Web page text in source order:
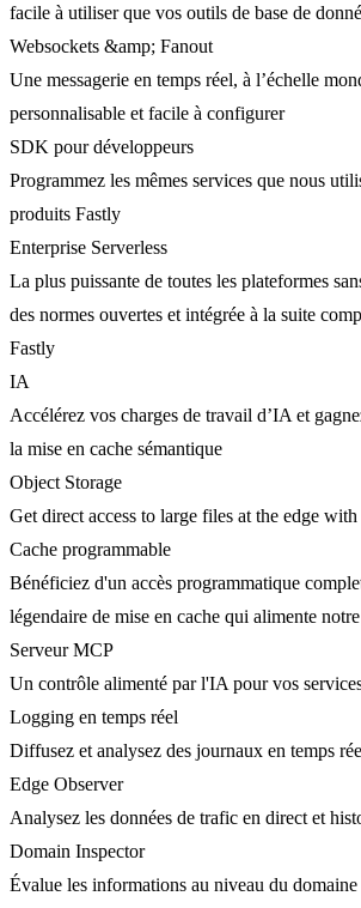
facile à utiliser que vos outils de base de
Websockets &amp; Fanout
Une messagerie en temps réel, à l’échelle
personnalisable et facile à configurer
SDK pour développeurs
Programmez les mêmes services que nous
produits Fastly
Enterprise Serverless
La plus puissante de toutes les plateformes
des normes ouvertes et intégrée à la suite
Fastly
IA
Accélérez vos charges de travail d’IA et
la mise en cache sémantique
Object Storage
Get direct access to large files at the edge with
Cache programmable
Bénéficiez d'un accès programmatique
légendaire de mise en cache qui alimente
Serveur MCP
Un contrôle alimenté par l'IA pour vos
Logging en temps réel
Diffusez et analysez des journaux en temps
Edge Observer
Analysez les données de trafic en direct et
Domain Inspector
Évalue les informations au niveau du domaine